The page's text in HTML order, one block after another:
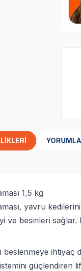
1,5 kg
yavru
besinleri sağlar.
ihtiyaç
güçlendiren